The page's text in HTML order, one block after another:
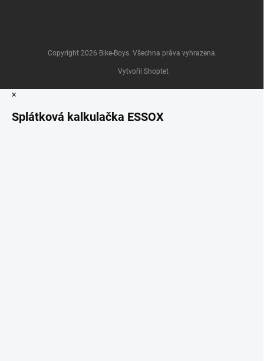
Vytvořil Shoptet
Copyright 2026 Bike-Boys. Všechna práva vyhrazena.
×
Splátková kalkulačka ESSOX